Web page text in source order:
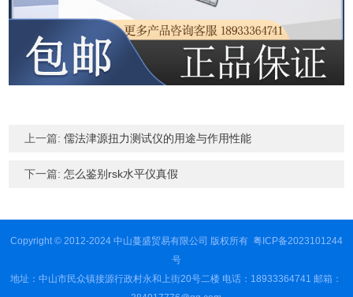
上一篇:儒法津源扭力测试仪的用途与作用性能
下一篇:怎么鉴别rsk水平仪真假
Copyright © 2012-2024 中山蔓盛贸易有限公司 版权所有 粤ICP备2023101244
号
地址：中山市民众镇接源行政村永和上街20号二楼 电话：18933364741 邮箱：